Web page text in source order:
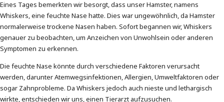
Eines Tages bemerkten wir besorgt, dass unser Hamster, namens
Whiskers, eine feuchte Nase hatte. Dies war ungewöhnlich, da Hamster
normalerweise trockene Nasen haben. Sofort begannen wir, Whiskers
genauer zu beobachten, um Anzeichen von Unwohlsein oder anderen
Symptomen zu erkennen.
Die feuchte Nase könnte durch verschiedene Faktoren verursacht
werden, darunter Atemwegsinfektionen, Allergien, Umweltfaktoren oder
sogar Zahnprobleme. Da Whiskers jedoch auch nieste und lethargisch
wirkte, entschieden wir uns, einen Tierarzt aufzusuchen.